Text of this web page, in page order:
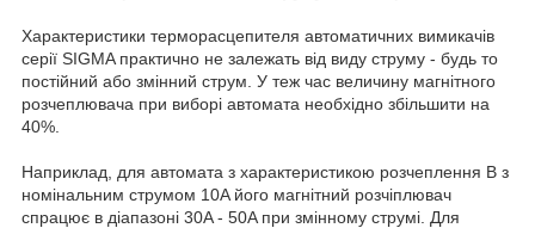
Характеристики терморасцепителя автоматичних вимикачів
серії SIGMA практично не залежать від виду струму - будь то
постійний або змінний струм. У теж час величину магнітного
розчеплювача при виборі автомата необхідно збільшити на
40%.
Наприклад, для автомата з характеристикою розчеплення B з
номінальним струмом 10A його магнітний розчіплювач
спрацює в діапазоні 30A - 50A при змінному струмі. Для